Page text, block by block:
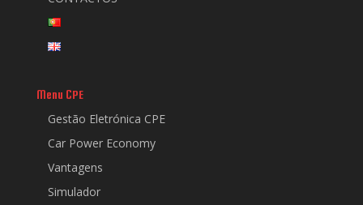
Menu CPE
Gestão Eletrónica CPE
Car Power Economy
Vantagens
Simulador